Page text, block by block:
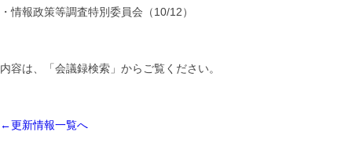
・情報政策等調査特別委員会（10/12）
内容は、「会議録検索」からご覧ください。
←更新情報一覧へ